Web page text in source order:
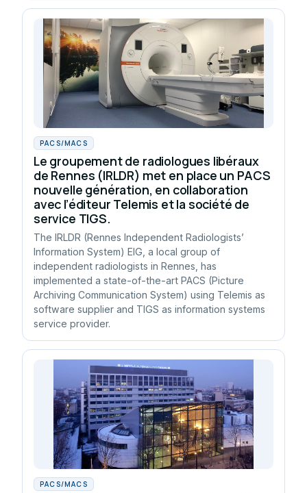
PACS/MACS
Le groupement de radiologues libéraux
de Rennes (IRLDR) met en place un PACS
nouvelle génération, en collaboration
avec l’éditeur Telemis et la société de
service TIGS.
The IRLDR (Rennes Independent Radiologists’
Information System) EIG, a local group of
independent radiologists in Rennes, has
implemented a state-of-the-art PACS (Picture
Archiving Communication System) using Telemis as
software supplier and TIGS as information systems
service provider.
PACS/MACS